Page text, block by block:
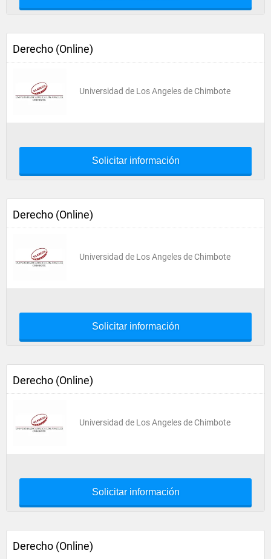
Derecho (Online)
Universidad de Los Angeles de Chimbote
Solicitar información
Derecho (Online)
Universidad de Los Angeles de Chimbote
Solicitar información
Derecho (Online)
Universidad de Los Angeles de Chimbote
Solicitar información
Derecho (Online)